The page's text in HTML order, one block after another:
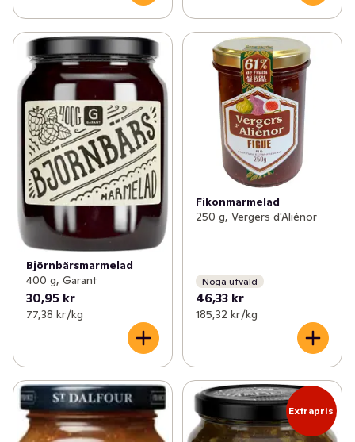
Björnbärsmarmelad
400 g, Garant
30,95 kr
77,38 kr /kg
Fikonmarmelad
250 g, Vergers d'Aliénor
Noga utvald
46,33 kr
185,32 kr /kg
Extrapris